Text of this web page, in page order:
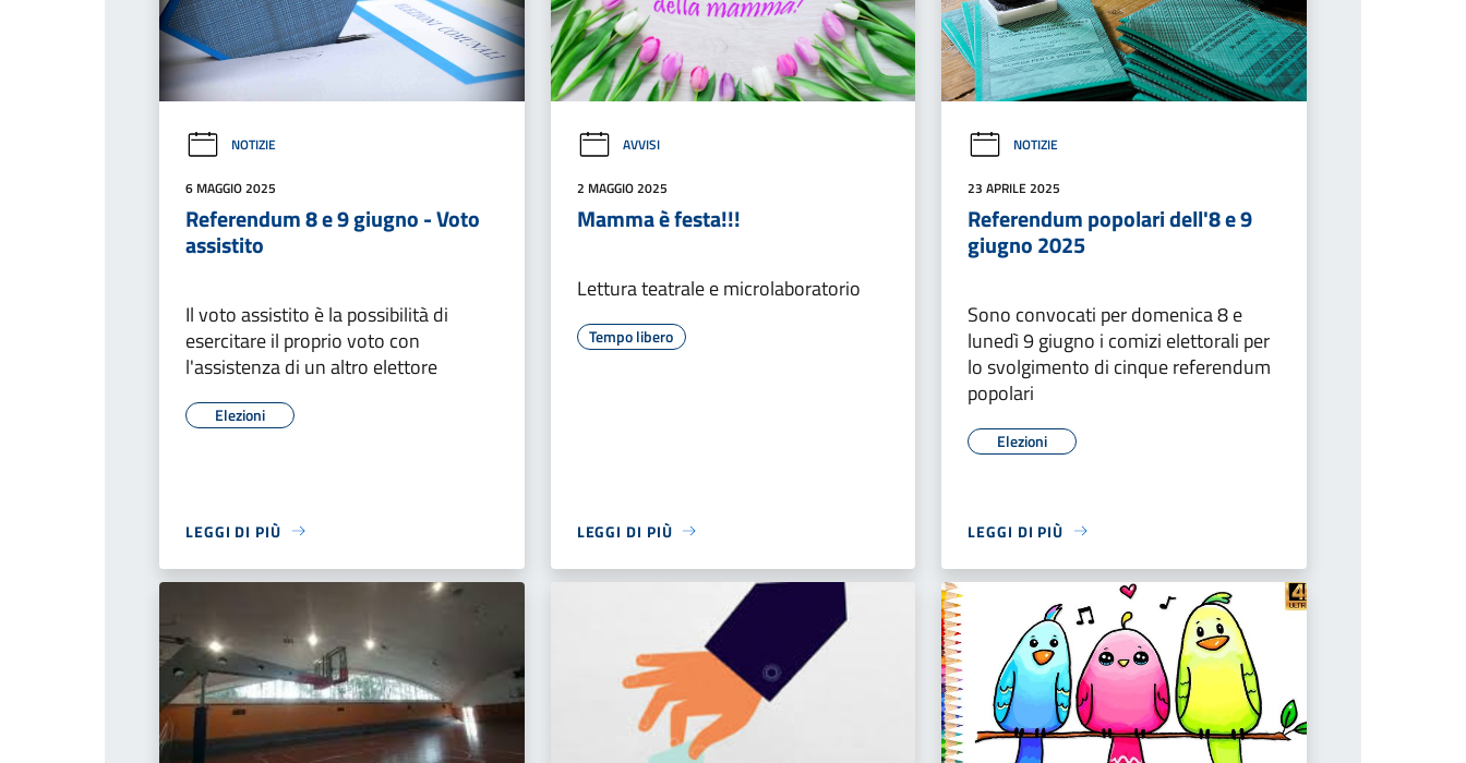
NOTIZIE
6 MAGGIO 2025
Referendum 8 e 9 giugno - Voto
assistito
Il voto assistito è la possibilità di
esercitare il proprio voto con
l'assistenza di un altro elettore
Elezioni
LEGGI DI PIÙ
AVVISI
2 MAGGIO 2025
Mamma è festa!!!
Lettura teatrale e microlaboratorio
Tempo libero
LEGGI DI PIÙ
NOTIZIE
23 APRILE 2025
Referendum popolari dell'8 e 9
giugno 2025
Sono convocati per domenica 8 e
lunedì 9 giugno i comizi elettorali per
lo svolgimento di cinque referendum
popolari
Elezioni
LEGGI DI PIÙ